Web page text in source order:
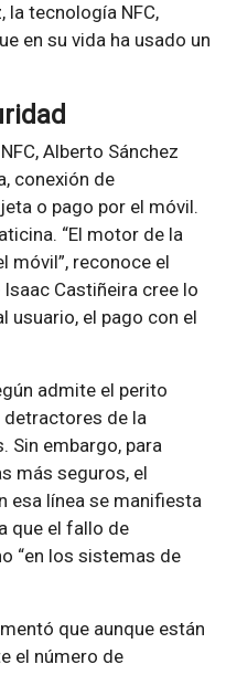
la tecnología NFC,
en su vida ha usado un
Alberto Sánchez
conexión de
o pago por el móvil.
El motor de la
móvil , reconoce el
Castiñeira cree lo
usuario, el pago con el
admite el perito
de la
Sin embargo, para
más seguros, el
esa línea se manifiesta
que el fallo de
en los sistemas de
que aunque están
el número de